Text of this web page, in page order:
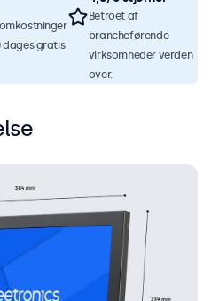
dages gratis
Betroet af
brancheførende
virksomheder verden
over.